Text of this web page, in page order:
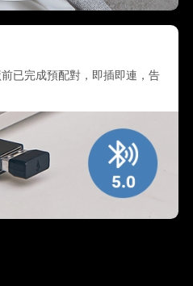
已完成預配對，即插即連，告